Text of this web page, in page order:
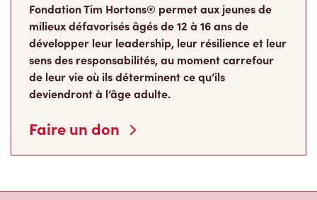
Fondation Tim Hortons® permet aux jeunes de
milieux défavorisés âgés de 12 à 16 ans de
développer leur leadership, leur résilience et leur
sens des responsabilités, au moment carrefour
de leur vie où ils déterminent ce qu’ils
deviendront à l’âge adulte.
Faire un don